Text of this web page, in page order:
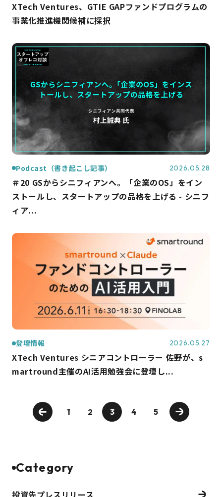
XTech Ventures、GTIE GAPファンドプログラムの
事業化推進機関候補に採択
Podcast（書き起こし記事） 2026.05.28
＃20 GSからシニフィアンへ。「企業のOS」をイン
ストールし、スタートアップの品格を上げる - シニフ
ィア...
登壇情報 2026.05.27
XTech Ventures シニアコントローラー 佐野が、s
martround主催のAI活用勉強会に登壇し...
1 2 3 4 5
Category